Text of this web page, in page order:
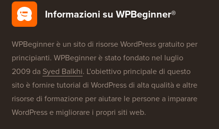
Informazioni su WPBeginner®
WPBeginner è un sito di risorse WordPress gratuito per
principianti. WPBeginner è stato fondato nel luglio
2009 da Syed Balkhi. L'obiettivo principale di questo
sito è fornire tutorial di WordPress di alta qualità e altre
risorse di formazione per aiutare le persone a imparare
WordPress e migliorare i propri siti web.